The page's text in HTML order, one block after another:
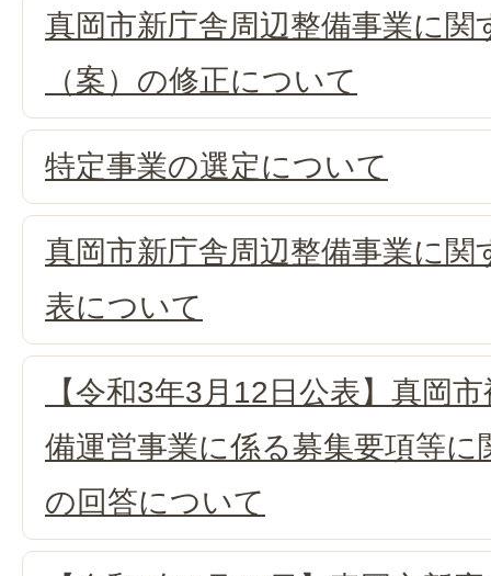
真岡市新庁舎周辺整備事業に関
（案）の修正について
特定事業の選定について
真岡市新庁舎周辺整備事業に関
表について
【令和3年3月12日公表】真岡
備運営事業に係る募集要項等
の回答について